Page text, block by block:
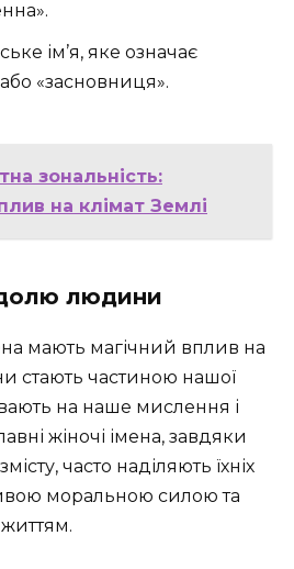
ім’я, яке означає
«засновниця».
зональність:
на клімат Землі
долю людини
мають магічний вплив на
стають частиною нашої
на наше мислення і
жіночі імена, завдяки
часто наділяють їхніх
моральною силою та